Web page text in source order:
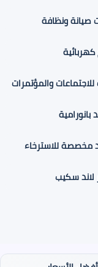
صيانة ونظافة
كهربائية
للاجتماعات والمؤتمرات
بانورامية
مخصصة للاسترخاء
لاند سكيب